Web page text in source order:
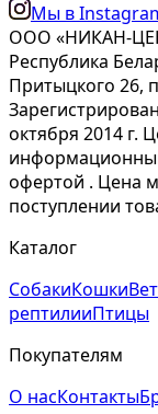
Мы в
ООО «НИКАН-
Республика
Притыцкого 26,
октября 2014 г.
офертой . Цена
поступлении
Каталог
СобакиКошки
рептилииПтицы
Покупателям
О насКонтакты